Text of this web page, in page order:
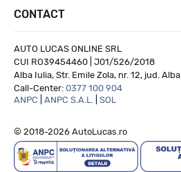
CONTACT
AUTO LUCAS ONLINE SRL
CUI RO39454460 | J01/526/2018
Alba Iulia, Str. Emile Zola, nr. 12, jud. Alba
Call-Center: 0377 100 904
ANPC
ANPC S.A.L. SOL
© 2018-2026 AutoLucas.ro